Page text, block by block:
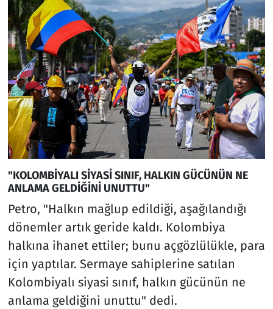
"KOLOMBİYALI SİYASİ SINIF, HALKIN GÜCÜNÜN NE
ANLAMA GELDİĞİNİ UNUTTU"
Petro, "Halkın mağlup edildiği, aşağılandığı
dönemler artık geride kaldı. Kolombiya
halkına ihanet ettiler; bunu açgözlülükle, para
için yaptılar. Sermaye sahiplerine satılan
Kolombiyalı siyasi sınıf, halkın gücünün ne
anlama geldiğini unuttu" dedi.